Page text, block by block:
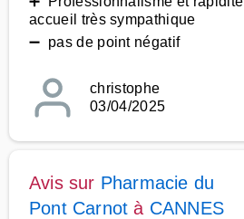
accueil très sympathique
➖ pas de point négatif
christophe
03/04/2025
Avis sur Pharmacie du
Pont Carnot à CANNES